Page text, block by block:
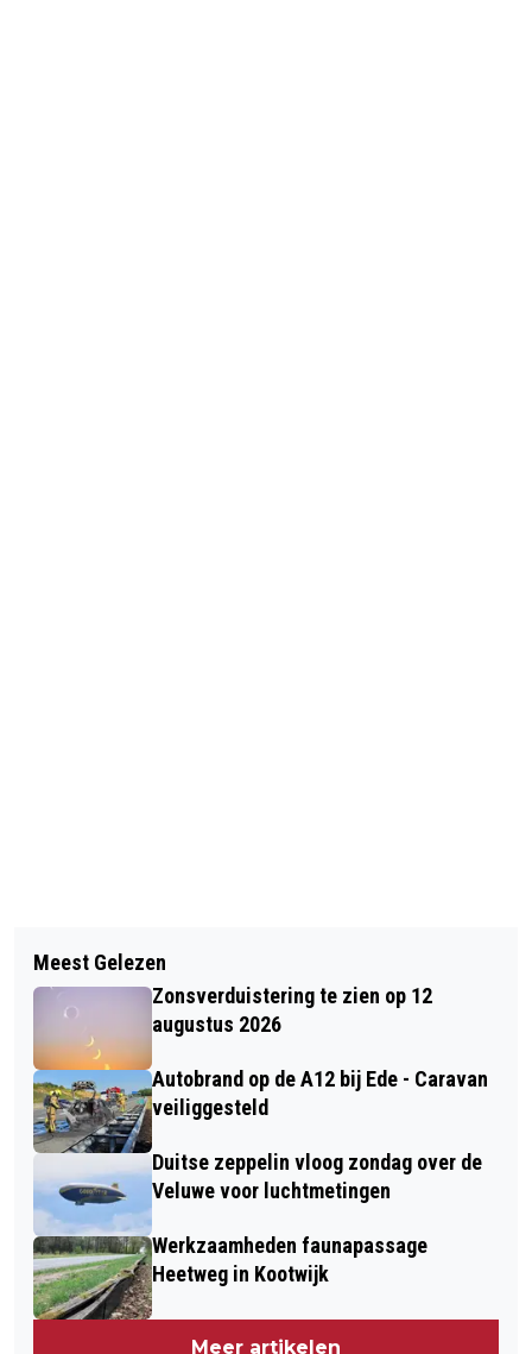
CYBERCRIME TREFT DRIEKWART
NEDERLANDERS, MAAR LANG NIET
IEDEREEN HOUDT SLIMME
APPARATEN UP-TO-DATE
HET GROTE PGB-VERKIEZINGSDEBAT
Meest Gelezen
Zonsverduistering te zien op 12
augustus 2026
Autobrand op de A12 bij Ede - Caravan
veiliggesteld
Duitse zeppelin vloog zondag over de
Veluwe voor luchtmetingen
Werkzaamheden faunapassage
Heetweg in Kootwijk
Meer artikelen